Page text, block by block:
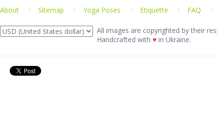
About Sitemap Yoga Poses Etiquette FAQ
All images are copyrighted by their
Handcrafted with ♥ in Ukraine.